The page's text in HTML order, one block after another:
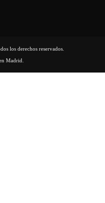
los derechos reservados.
Madrid.